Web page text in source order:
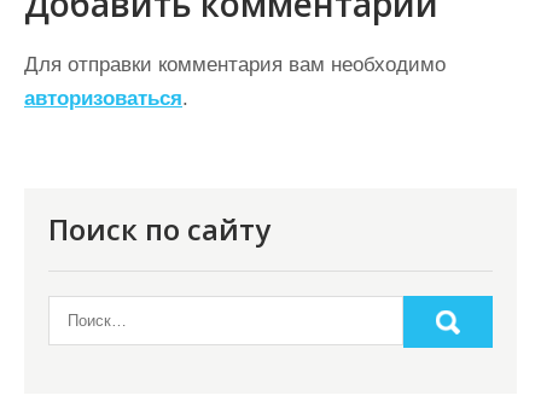
ц
и
я
Для отправки комментария вам необходимо
авторизоваться.
Поиск по сайту